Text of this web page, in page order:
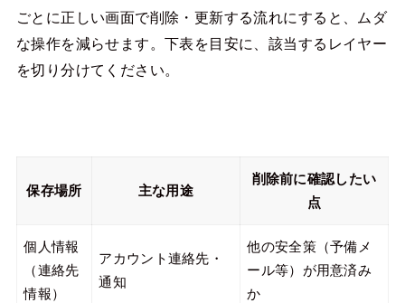
ごとに正しい画面で削除・更新する流れにすると、ムダ
な操作を減らせます。下表を目安に、該当するレイヤー
を切り分けてください。
保存場所 主な用途
削除前に確認したい
点
個人情報
（連絡先
情報）
アカウント連絡先・
通知
他の安全策（予備メ
ール等）が用意済み
か